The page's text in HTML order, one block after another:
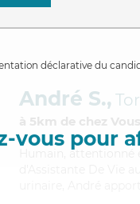
déclarative du
vous pour
André S.,
à 5km de chez Vous
,
d'Assistante De Vie